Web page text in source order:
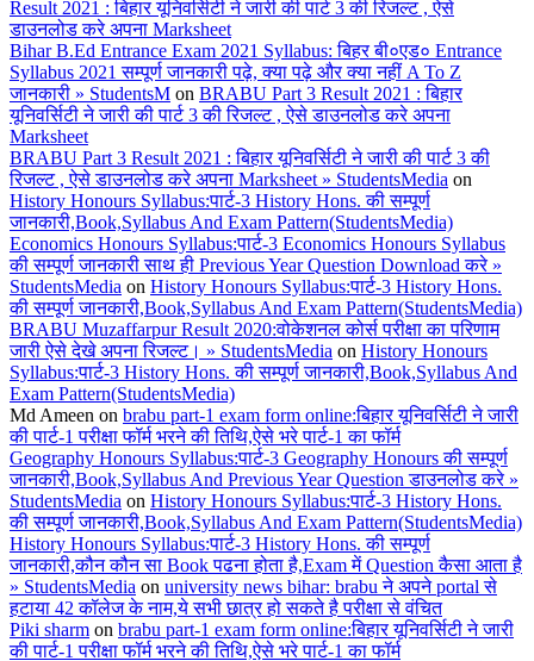
Result 2021 : बिहार यूनिवर्सिटी ने जारी की पार्ट 3 की रिजल्ट , ऐसे
डाउनलोड करे अपना Marksheet
Bihar B.Ed Entrance Exam 2021 Syllabus: बिहर बी०एड० Entrance
Syllabus 2021 सम्पूर्ण जानकारी पढ़े, क्या पढ़े और क्या नहीं A To Z
जानकारी » StudentsM on BRABU Part 3 Result 2021 : बिहार
यूनिवर्सिटी ने जारी की पार्ट 3 की रिजल्ट , ऐसे डाउनलोड करे अपना
Marksheet
BRABU Part 3 Result 2021 : बिहार यूनिवर्सिटी ने जारी की पार्ट 3 की
रिजल्ट , ऐसे डाउनलोड करे अपना Marksheet » StudentsMedia on
History Honours Syllabus:पार्ट-3 History Hons. की सम्पूर्ण
जानकारी,Book,Syllabus And Exam Pattern(StudentsMedia)
Economics Honours Syllabus:पार्ट-3 Economics Honours Syllabus
की सम्पूर्ण जानकारी साथ ही Previous Year Question Download करे »
StudentsMedia on History Honours Syllabus:पार्ट-3 History Hons.
की सम्पूर्ण जानकारी,Book,Syllabus And Exam Pattern(StudentsMedia)
BRABU Muzaffarpur Result 2020:वोकेशनल कोर्स परीक्षा का परिणाम
जारी ऐसे देखे अपना रिजल्ट। » StudentsMedia on History Honours
Syllabus:पार्ट-3 History Hons. की सम्पूर्ण जानकारी,Book,Syllabus And
Exam Pattern(StudentsMedia)
Md Ameen on brabu part-1 exam form online:बिहार यूनिवर्सिटी ने जारी
की पार्ट-1 परीक्षा फॉर्म भरने की तिथि,ऐसे भरे पार्ट-1 का फॉर्म
Geography Honours Syllabus:पार्ट-3 Geography Honours की सम्पूर्ण
जानकारी,Book,Syllabus And Previous Year Question डाउनलोड करे »
StudentsMedia on History Honours Syllabus:पार्ट-3 History Hons.
की सम्पूर्ण जानकारी,Book,Syllabus And Exam Pattern(StudentsMedia)
History Honours Syllabus:पार्ट-3 History Hons. की सम्पूर्ण
जानकारी,कौन कौन सा Book पढना होता है,Exam में Question कैसा आता है
» StudentsMedia on university news bihar: brabu ने अपने portal से
हटाया 42 कॉलेज के नाम,ये सभी छात्र हो सकते है परीक्षा से वंचित
Piki sharm on brabu part-1 exam form online:बिहार यूनिवर्सिटी ने जारी
की पार्ट-1 परीक्षा फॉर्म भरने की तिथि,ऐसे भरे पार्ट-1 का फॉर्म